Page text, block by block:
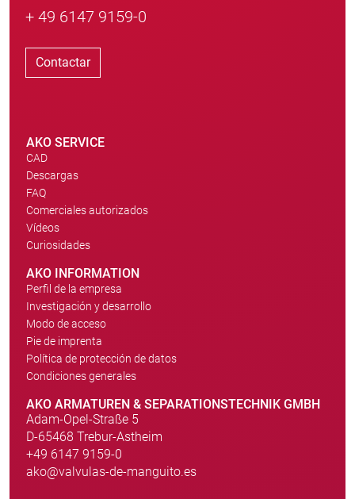
+ 49 6147 9159-0
Contactar
AKO SERVICE
CAD
Descargas
FAQ
Comerciales autorizados
Vídeos
Curiosidades
AKO INFORMATION
Perfil de la empresa
Investigación y desarrollo
Modo de acceso
Pie de imprenta
Política de protección de datos
Condiciones generales
AKO ARMATUREN & SEPARATIONSTECHNIK GMBH
Adam-Opel-Straße 5
D-65468 Trebur-Astheim
+49 6147 9159-0
ako@valvulas-de-manguito.es